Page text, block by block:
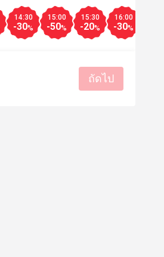
14:30
-30%
15:00
-50%
15:30
-20%
16:00
-30%
ถัดไป